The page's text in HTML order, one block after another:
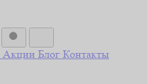
Акции Блог Контакты